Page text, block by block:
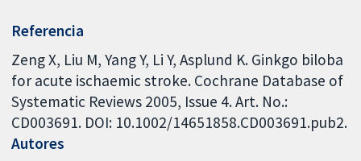
Referencia
Zeng X, Liu M, Yang Y, Li Y, Asplund K. Ginkgo biloba
for acute ischaemic stroke. Cochrane Database of
Systematic Reviews 2005, Issue 4. Art. No.:
CD003691. DOI: 10.1002/14651858.CD003691.pub2.
Autores